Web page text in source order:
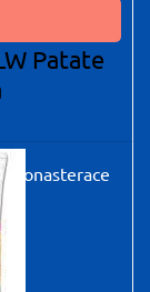
Patate
Monasterace